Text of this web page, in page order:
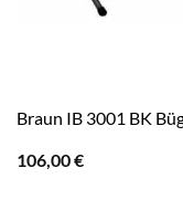
Braun IB 3001 BK
106,00€